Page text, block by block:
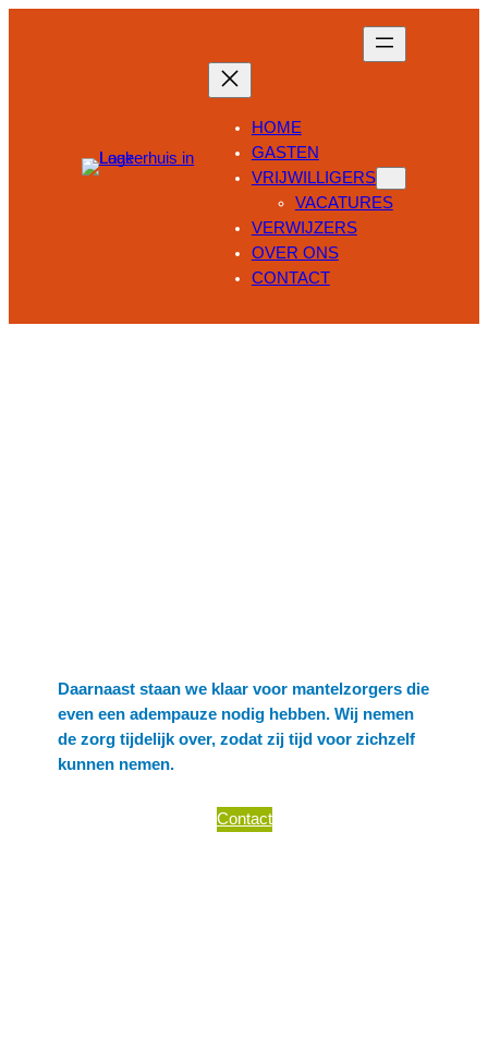
HOME
GASTEN
VRIJWILLIGERS
VACATURES
VERWIJZERS
OVER ONS
CONTACT
Daarnaast staan we klaar voor mantelzorgers die
even een adempauze nodig hebben. Wij nemen
de zorg tijdelijk over, zodat zij tijd voor zichzelf
kunnen nemen.
Contact